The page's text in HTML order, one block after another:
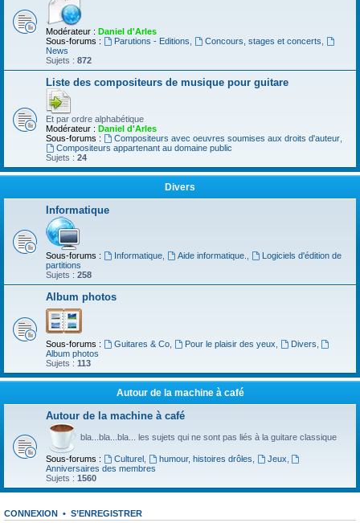
Modérateur : Daniel d'Arles
Sous-forums :
Parutions - Editions Concours, stages et concerts
News
Sujets : 872
Liste des compositeurs de musique pour guitare
Et par ordre alphabétique
Modérateur : Daniel d'Arles
Sous-forums :
Compositeurs avec oeuvres soumises aux droits d'auteur,
Compositeurs appartenant au domaine public
Sujets : 24
Divers
Informatique
Sous-forums : Informatique, Aide informatique.
Logiciels d'édition de
partitions
Sujets : 258
Album photos
Sous-forums : Guitares & Co, Pour le plaisir des yeux Divers
Album photos
Sujets : 113
Autour de la machine à café
Autour de la machine à café
bla...bla...bla... les sujets qui ne sont pas liés à la guitare classique
Sous-forums : Culturel, humour, histoires drôles Jeux
Anniversaires des membres
Sujets : 1560
CONNEXION • S’ENREGISTRER